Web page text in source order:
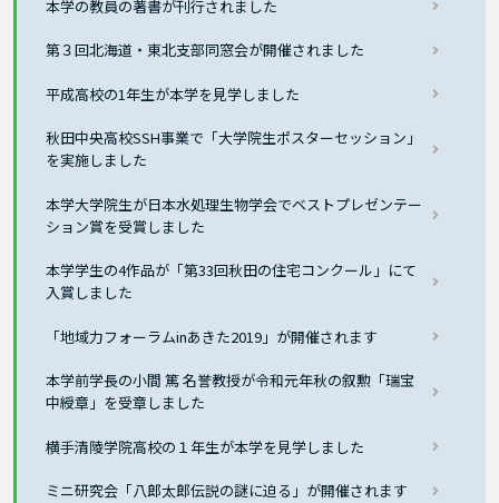
本学の教員の著書が刊行されました
第３回北海道・東北支部同窓会が開催されました
平成高校の1年生が本学を見学しました
秋田中央高校SSH事業で「大学院生ポスターセッション」
を実施しました
本学大学院生が日本水処理生物学会でベストプレゼンテー
ション賞を受賞しました
本学学生の4作品が「第33回秋田の住宅コンクール」にて
入賞しました
「地域力フォーラムinあきた2019」が開催されます
本学前学長の小間 篤 名誉教授が令和元年秋の叙勲「瑞宝
中綬章」を受章しました
横手清陵学院高校の１年生が本学を見学しました
ミニ研究会「八郎太郎伝説の謎に迫る」が開催されます